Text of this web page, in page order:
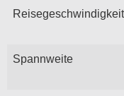
Reisegeschwindigkeit
Spannweite